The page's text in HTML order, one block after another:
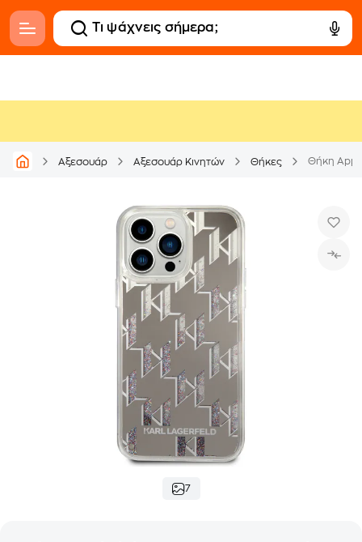
Αξεσουάρ Αξεσουάρ Κινητών Θήκες
7